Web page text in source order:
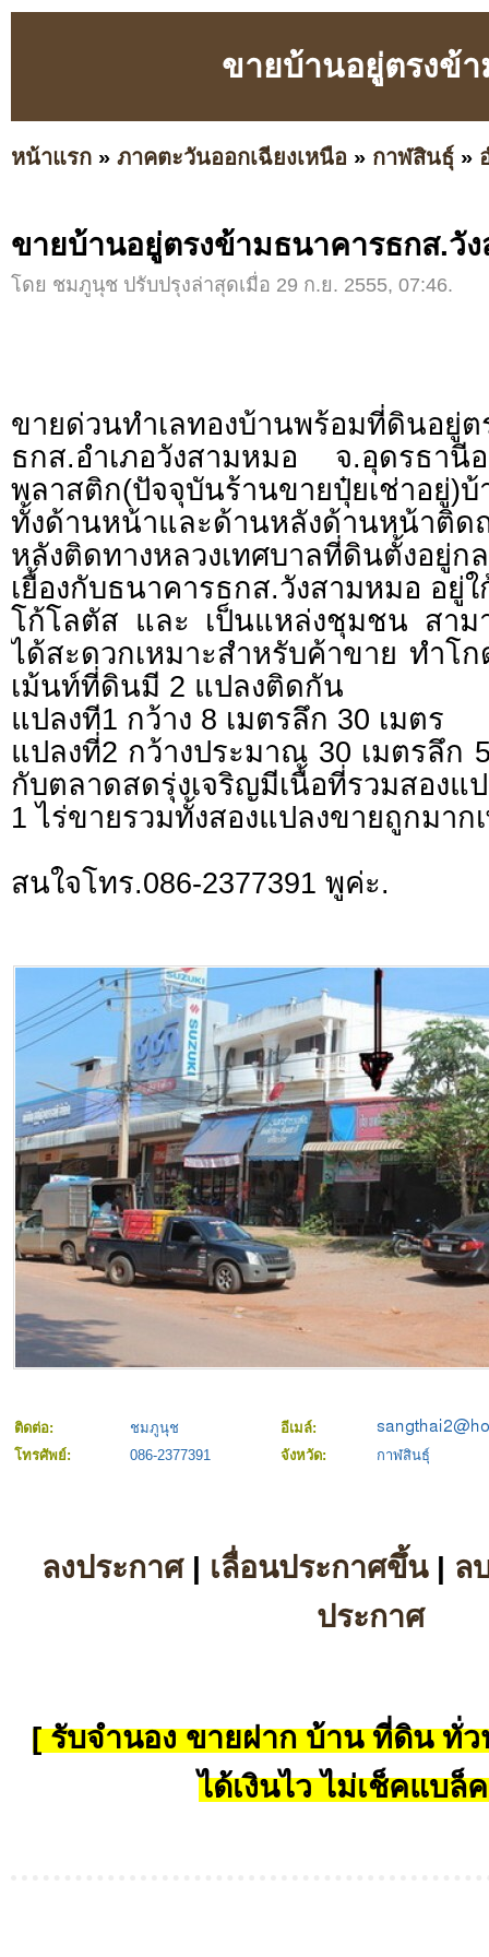
ขายบ้านอยู่ตรงข้
หน้าแรก » ภาคตะวันออกเฉียงเหนือ » กาฬสินธุ์ »
ขายบ้านอยู่ตรงข้ามธนาคารธกส.วั
โดย ชมภูนุช ปรับปรุงล่าสุดเมื่อ 29 ก.ย. 2555, 07:46.
ขายด่วนทำเลทองบ้านพร้อมที่ดินอยู่
ธกส.อำเภอวังสามหมอ จ.อุดรธานี
พลาสติก(ปัจจุบันร้านขายปุ๋ยเช่าอยู่)บ้
ทั้งด้านหน้าและด้านหลังด้านหน้าติด
หลังติดทางหลวงเทศบาลที่ดินตั้งอยู่กล
เยื้องกับธนาคารธกส.วังสามหมอ อยู่
โก้โลตัส และ เป็นแหล่งชุมชน สามา
ได้สะดวกเหมาะสำหรับค้าขาย ทำโ
เม้นท์ที่ดินมี 2 แปลงติดกัน
แปลงที1 กว้าง 8 เมตรลึก 30 เมตร
แปลงที่2 กว้างประมาณ 30 เมตรลึก
กับตลาดสดรุ่งเจริญมีเนื้อที่รวมสอง
1 ไร่ขายรวมทั้งสองแปลงขายถูกมาก
สนใจโทร.086-2377391 พูค่ะ.
ติดต่อ: ชมภูนุช
อีเมล์:
โทรศัพย์:
086-2377391 จังหวัด: กาฬสินธุ์
ลงประกาศ| เลื่อนประกาศขึ้น| ล
ประกาศ
[ รับจำนอง ขายฝาก บ้าน ที่ดิน ทั่ว
ได้เงินไว ไม่เช็คแบล็